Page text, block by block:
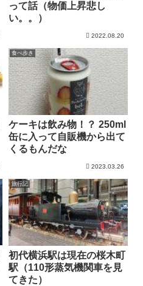
って話（物価上昇悲し
い。。）
2022.08.20
食べ歩き
ケーキは飲み物！？ 250ml
缶に入って自販機から出て
くるもんだな
2023.03.26
旅行記
初代横浜駅は現在の桜木町
駅（110形蒸気機関車を見
てきた）